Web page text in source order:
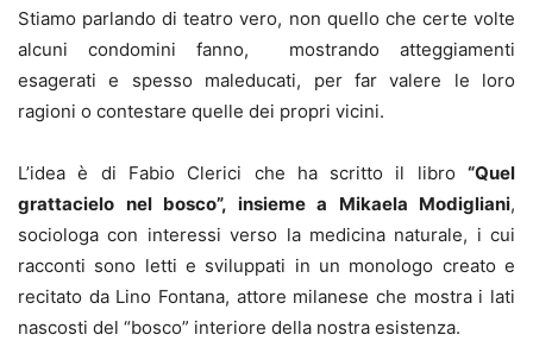
Stiamo parlando di teatro vero, non quello che certe volte
alcuni condomini fanno, mostrando atteggiamenti
esagerati e spesso maleducati, per far valere le loro
ragioni o contestare quelle dei propri vicini.
L’idea è di Fabio Clerici che ha scritto il libro “Quel
grattacielo nel bosco”, insieme a Mikaela Modigliani,
sociologa con interessi verso la medicina naturale, i cui
racconti sono letti e sviluppati in un monologo creato e
recitato da Lino Fontana, attore milanese che mostra i lati
nascosti del “bosco” interiore della nostra esistenza.